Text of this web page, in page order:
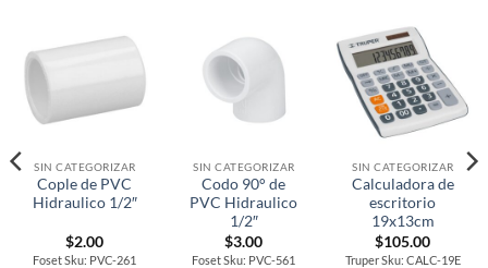
SIN CATEGORIZAR
Cople de PVC
Hidraulico 1/2″
$2.00
Foset Sku: PVC-261
SIN CATEGORIZAR
Codo 90° de
PVC Hidraulico
1/2″
$3.00
Foset Sku: PVC-561
SIN CATEGORIZAR
Calculadora de
escritorio
19x13cm
$105.00
Truper Sku: CALC-19E